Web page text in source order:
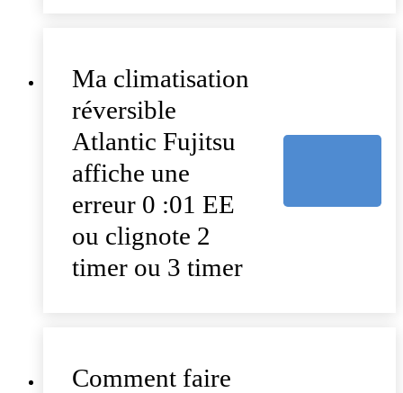
Ma climatisation
réversible
Atlantic Fujitsu
affiche une
erreur 0 :01 EE
ou clignote 2
timer ou 3 timer
Comment faire